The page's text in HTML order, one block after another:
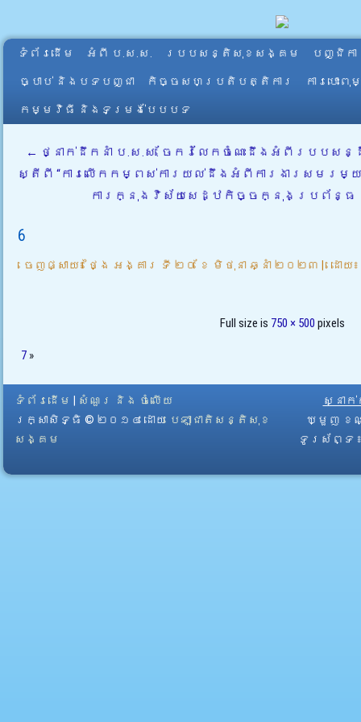
ទំព័រដើម អំពី​ ប.ស.ស. របបសន្តិសុខសង្គម បញ្ជិកា
ច្បាប់ និងបទបញ្ជា កិច្ចសហប្រតិបត្តិការ ការបោះ
កម្មវិធី និងទម្រង់បែបបទ
← ថ្នាក់ដឹកនាំ ប.ស.ស. ចែករំលែកចំណេះដឹងអំពីរបបស
ស្តីពី “ការលើកកម្ពស់ការយល់ដឹងអំពីការងារសមរម្
ការក្នុងវិស័យសេដ្ឋកិច្ចក្នុងប្រព័ន្ធ
6
ចេញផ្សាយ៖ ថ្ងៃ អង្គារ ទី ២០ ខែ មិថុនា ឆ្នាំ ២០២៣ | ដោយ៖
Full size is 750 × 500 pixels
7»
ទំព័រដើម
សំណួរ និង ចំលើយ
រក្សាសិទ្ធិ © ២០១៤ ដោយ​ បេឡាជាតិសន្តិសុខ
សង្គម
ស្នាក់
ឃ្មួញ ខណ្
ទូរស័ព្ទ